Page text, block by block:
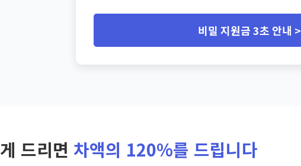
비밀 지원금 3초 안내 >
드리면 차액의 120%를 드립니다